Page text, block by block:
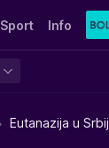
Sport Info
Eutanazija u